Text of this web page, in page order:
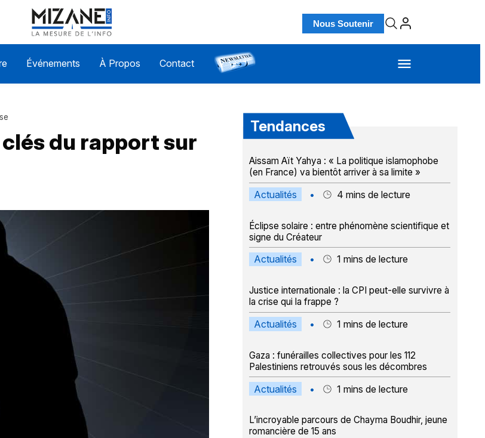
Nous Soutenir
Événements À Propos Contact
du rapport sur
Tendances
Aissam Aït Yahya : « La politique islamophobe
(en France) va bientôt arriver à sa limite »
Actualités • 4 mins de lecture
Éclipse solaire : entre phénomène scientifique et
signe du Créateur
Actualités • 1 mins de lecture
Justice internationale : la CPI peut-elle survivre à
la crise qui la frappe ?
Actualités • 1 mins de lecture
Gaza : funérailles collectives pour les 112
Palestiniens retrouvés sous les décombres
Actualités • 1 mins de lecture
L’incroyable parcours de Chayma Boudhir, jeune
romancière de 15 ans